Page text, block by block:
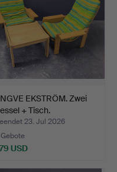
EKSTRÖM. Zwei
+ Tisch.
23. Jul 2026
USD